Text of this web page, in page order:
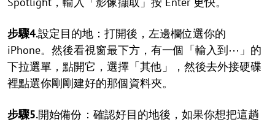
步驟4.設定目的地：打開後，左邊欄位選你的
iPhone。然後看視窗最下方，有一個「輸入到⋯」的
下拉選單，點開它，選擇「其他」，然後去外接硬碟
裡點選你剛剛建好的那個資料夾。
步驟5.開始備份：確認好目的地後，如果你想把這趟